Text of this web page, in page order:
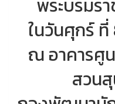
พระบรมร
ในวันศุกร์
ณ อาคารศู
สวน